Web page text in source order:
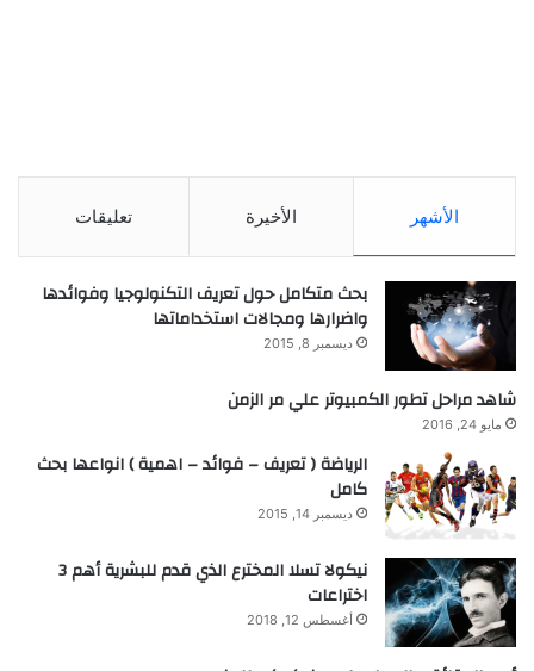
الأشهر الأخيرة تعليقات
بحث متكامل حول تعريف التكنولوجيا وفوائدها
واضرارها ومجالات استخداماتها
ديسمبر 8, 2015
شاهد مراحل تطور الكمبيوتر علي مر الزمن
مايو 24, 2016
الرياضة ( تعريف – فوائد – اهمية ) انواعها بحث
كامل
ديسمبر 14, 2015
نيكولا تسلا المخترع الذي قدم للبشرية أهم 3
اختراعات
أغسطس 12, 2018